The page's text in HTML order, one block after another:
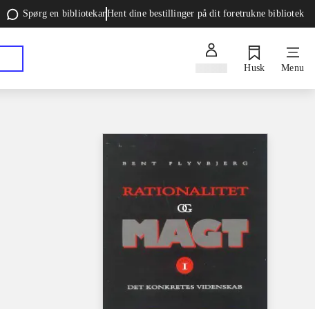
Spørg en bibliotekarHent dine bestillinger på dit foretrukne bibliotek
Husk Menu